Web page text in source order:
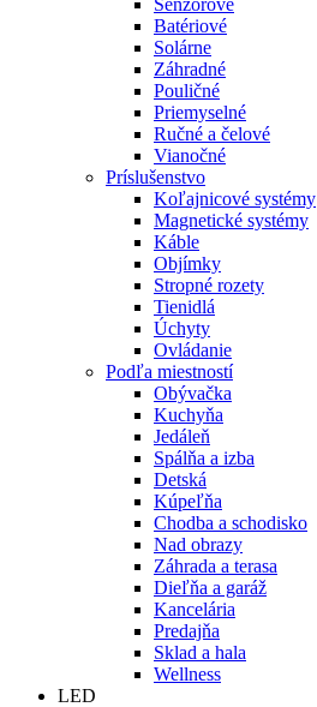
Senzorové
Batériové
Solárne
Záhradné
Pouličné
Priemyselné
Ručné a čelové
Vianočné
Príslušenstvo
Koľajnicové systémy
Magnetické systémy
Káble
Objímky
Stropné rozety
Tienidlá
Úchyty
Ovládanie
Podľa miestností
Obývačka
Kuchyňa
Jedáleň
Spálňa a izba
Detská
Kúpeľňa
Chodba a schodisko
Nad obrazy
Záhrada a terasa
Dieľňa a garáž
Kancelária
Predajňa
Sklad a hala
Wellness
LED